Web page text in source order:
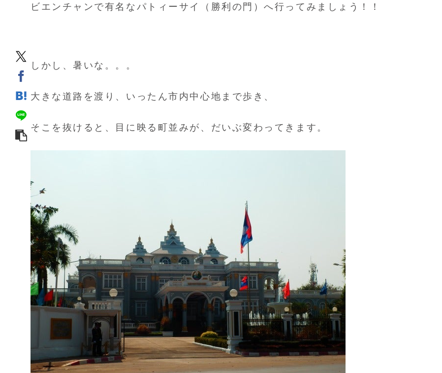
ビエンチャンで有名なパトィーサイ（勝利の門）へ行ってみましょう！！
しかし、暑いな。。。
大きな道路を渡り、いったん市内中心地まで歩き、
そこを抜けると、目に映る町並みが、だいぶ変わってきます。